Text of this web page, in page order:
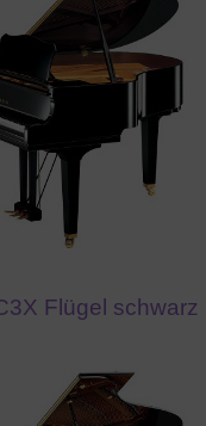
Flügel schwarz